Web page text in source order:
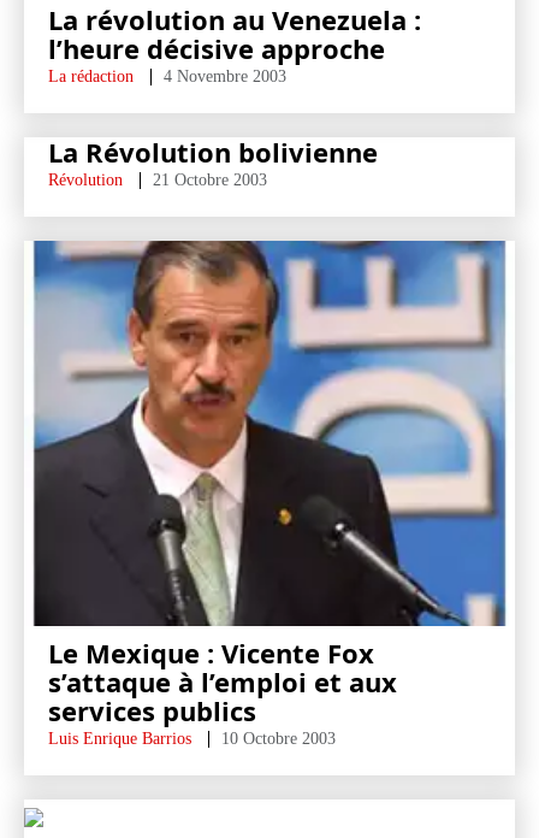
La révolution au Venezuela :
l’heure décisive approche
La rédaction 4 Novembre 2003
La Révolution bolivienne
Révolution 21 Octobre 2003
Le Mexique : Vicente Fox
s’attaque à l’emploi et aux
services publics
Luis Enrique Barrios 10 Octobre 2003